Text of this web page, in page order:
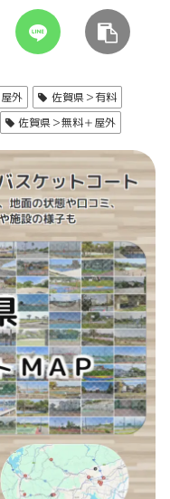
外
佐賀県＞有料
佐賀県＞無料＋屋外